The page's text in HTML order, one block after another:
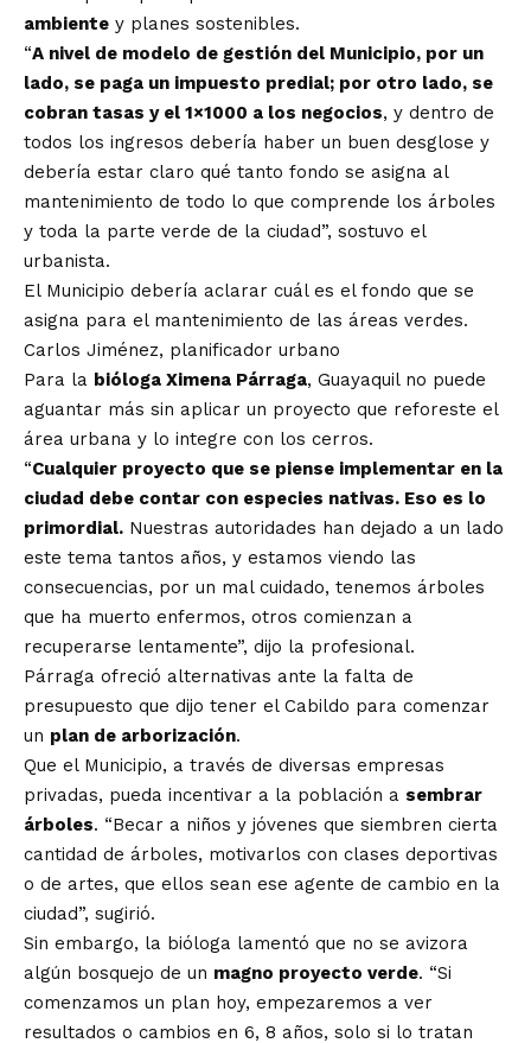
ambiente y planes sostenibles.
“A nivel de modelo de gestión del Municipio, por un
lado, se paga un impuesto predial; por otro lado, se
cobran tasas y el 1×1000 a los negocios, y dentro de
todos los ingresos debería haber un buen desglose y
debería estar claro qué tanto fondo se asigna al
mantenimiento de todo lo que comprende los árboles
y toda la parte verde de la ciudad”, sostuvo el
urbanista.
El Municipio debería aclarar cuál es el fondo que se
asigna para el mantenimiento de las áreas verdes.
Carlos Jiménez, planificador urbano
Para la bióloga Ximena Párraga, Guayaquil no puede
aguantar más sin aplicar un proyecto que reforeste el
área urbana y lo integre con los cerros.
“Cualquier proyecto que se piense implementar en la
ciudad debe contar con especies nativas. Eso es lo
primordial. Nuestras autoridades han dejado a un lado
este tema tantos años, y estamos viendo las
consecuencias, por un mal cuidado, tenemos árboles
que ha muerto enfermos, otros comienzan a
recuperarse lentamente”, dijo la profesional.
Párraga ofreció alternativas ante la falta de
presupuesto que dijo tener el Cabildo para comenzar
un plan de arborización.
Que el Municipio, a través de diversas empresas
privadas, pueda incentivar a la población a sembrar
árboles. “Becar a niños y jóvenes que siembren cierta
cantidad de árboles, motivarlos con clases deportivas
o de artes, que ellos sean ese agente de cambio en la
ciudad”, sugirió.
Sin embargo, la bióloga lamentó que no se avizora
algún bosquejo de un magno proyecto verde. “Si
comenzamos un plan hoy, empezaremos a ver
resultados o cambios en 6, 8 años, solo si lo tratan